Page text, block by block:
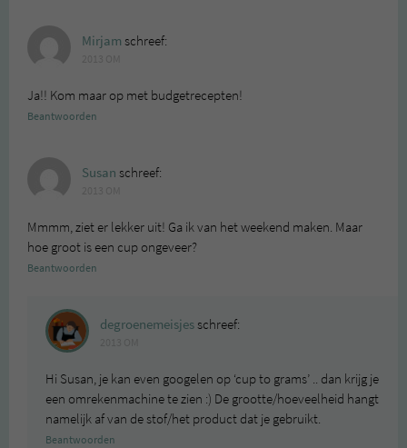
Mirjam schreef:
Ja!! Kom maar op met budgetrecepten!
Beantwoorden
Susan schreef:
Mmmm, ziet er lekker uit! Ga ik van het weekend maken. Maar
hoe groot is een cup ongeveer?
Beantwoorden
degroenemeisjesschreef:
Hi Susan, je kan even googelen op ‘cup to grams’ .. dan krijg je
een omrekenmachine te zien :) De grootte/hoeveelheid hangt
namelijk af van de stof/het product dat je gebruikt.
Beantwoorden